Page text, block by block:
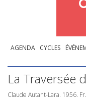
AGENDA CYCLES
La Traversée
Claude Autant-Lara. 1956.